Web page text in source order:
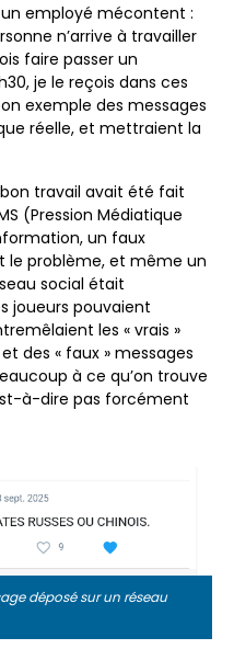
employé mécontent :
n’arrive à travailler
faire passer un
je le reçois dans ces
exemple des messages
réelle, et mettraient la
travail avait été fait
(Pression Médiatique
un faux
le problème, et même un
social était
joueurs pouvaient
les « vrais »
des « faux » messages
à ce qu’on trouve
à-dire pas forcément
déposé sur un réseau